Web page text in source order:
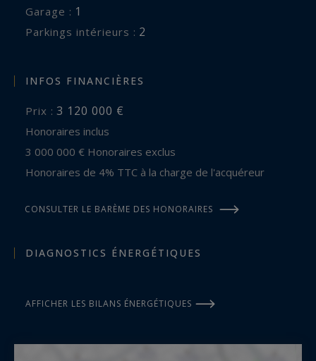
garage : 1
parkings intérieurs : 2
INFOS FINANCIÈRES
Prix : 3 120 000 €
Honoraires inclus
3 000 000 € Honoraires exclus
Honoraires de 4% TTC à la charge de l'acquéreur
CONSULTER LE BARÈME DES HONORAIRES
DIAGNOSTICS ÉNERGÉTIQUES
AFFICHER LES BILANS ÉNERGÉTIQUES